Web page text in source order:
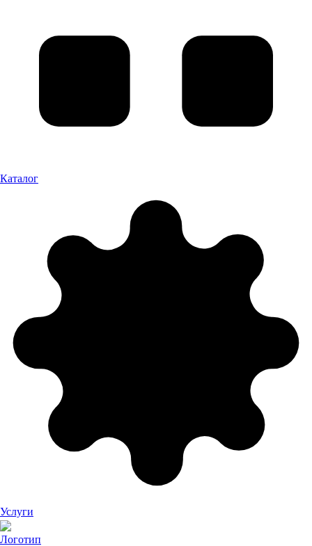
Каталог
Услуги